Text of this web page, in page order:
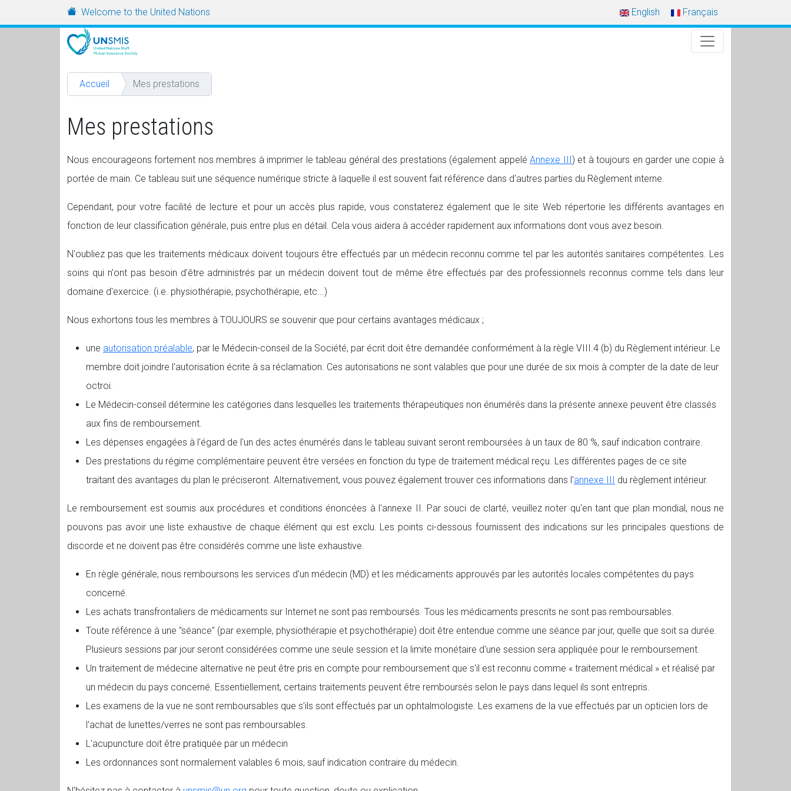
Aller au contenu principal
URLWelcome to the United Nations English Français
Accueil Mes prestations
Mes prestations
Nous encourageons fortement nos membres à imprimer le tableau général des prestations (également appeléAnnexe III) et à toujours en garder une copie à
portée de main. Ce tableau suit une séquence numérique stricte à laquelle il est souvent fait référence dans d'autres parties du Règlement interne.
Cependant, pour votre facilité de lecture et pour un accès plus rapide, vous constaterez également que le site Web répertorie les différents avantages en
fonction de leur classification générale, puis entre plus en détail. Cela vous aidera à accéder rapidement aux informations dont vous avez besoin.
N'oubliez pas que les traitements médicaux doivent toujours être effectués par un médecin reconnu comme tel par les autorités sanitaires compétentes. Les
soins qui n'ont pas besoin d'être administrés par un médecin doivent tout de même être effectués par des professionnels reconnus comme tels dans leur
domaine d'exercice. (i.e. physiothérapie, psychothérapie, etc...)
Nous exhortons tous les membres à TOUJOURS se souvenir que pour certains avantages médicaux ;
une autorisation préalable, par le Médecin-conseil de la Société, par écrit doit être demandée conformément à la règle VIII.4 (b) du Règlement intérieur. Le
membre doit joindre l'autorisation écrite à sa réclamation. Ces autorisations ne sont valables que pour une durée de six mois à compter de la date de leur
octroi.
Le Médecin-conseil détermine les catégories dans lesquelles les traitements thérapeutiques non énumérés dans la présente annexe peuvent être classés
aux fins de remboursement.
Les dépenses engagées à l'égard de l'un des actes énumérés dans le tableau suivant seront remboursées à un taux de 80 %, sauf indication contraire.
Des prestations du régime complémentaire peuvent être versées en fonction du type de traitement médical reçu. Les différentes pages de ce site
traitant des avantages du plan le préciseront. Alternativement, vous pouvez également trouver ces informations dans l'annexe III du règlement intérieur.
Le remboursement est soumis aux procédures et conditions énoncées à l'annexe II. Par souci de clarté, veuillez noter qu'en tant que plan mondial, nous ne
pouvons pas avoir une liste exhaustive de chaque élément qui est exclu. Les points ci-dessous fournissent des indications sur les principales questions de
discorde et ne doivent pas être considérés comme une liste exhaustive.
En règle générale, nous remboursons les services d'un médecin (MD) et les médicaments approuvés par les autorités locales compétentes du pays
concerné.
Les achats transfrontaliers de médicaments sur Internet ne sont pas remboursés. Tous les médicaments prescrits ne sont pas remboursables.
Toute référence à une "séance" (par exemple, physiothérapie et psychothérapie) doit être entendue comme une séance par jour, quelle que soit sa durée.
Plusieurs sessions par jour seront considérées comme une seule session et la limite monétaire d'une session sera appliquée pour le remboursement.
Un traitement de médecine alternative ne peut être pris en compte pour remboursement que s'il est reconnu comme « traitement médical » et réalisé par
un médecin du pays concerné. Essentiellement, certains traitements peuvent être remboursés selon le pays dans lequel ils sont entrepris.
Les examens de la vue ne sont remboursables que s'ils sont effectués par un ophtalmologiste. Les examens de la vue effectués par un opticien lors de
l'achat de lunettes/verres ne sont pas remboursables.
L'acupuncture doit être pratiquée par un médecin
Les ordonnances sont normalement valables 6 mois, sauf indication contraire du médecin.